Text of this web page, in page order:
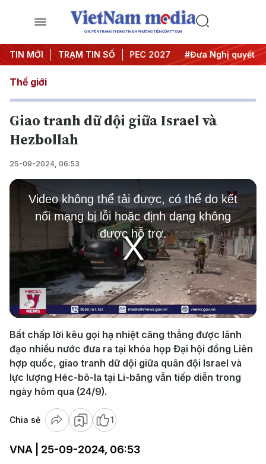
CHUYÊN TRANG THÔNG TIN ĐA PHƯƠNG TIỆN CỦA TTXVN
TIN MỚI TRẠM TIN SỐ
nghị Trung ương 3 #APEC 2027 #Đưa Nghị quyết thành
Thế giới
Giao tranh dữ dội giữa Israel và
Hezbollah
25-09-2024, 06:53
Play
Video
This
window.
Video không thể tải được, có thể do kết
nối mạng bị lỗi hoặc định dạng không
được hỗ trợ.
Bất chấp lời kêu gọi hạ nhiệt căng thẳng được lãnh
đạo nhiều nước đưa ra tại khóa họp Đại hội đồng Liên
hợp quốc, giao tranh dữ dội giữa quân đội Israel và
lực lượng Héc-bô-la tại Li-băng vẫn tiếp diễn trong
ngày hôm qua (24/9).
Chia sẻ 1
VNA | 25-09-2024, 06:53